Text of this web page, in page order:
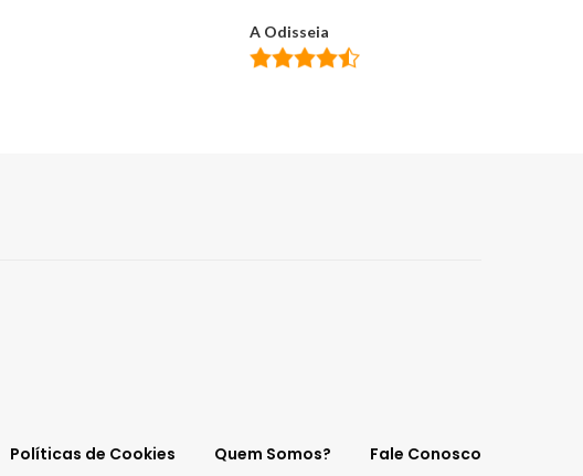
A Odisseia
Políticas de Cookies Quem Somos? Fale Conosco